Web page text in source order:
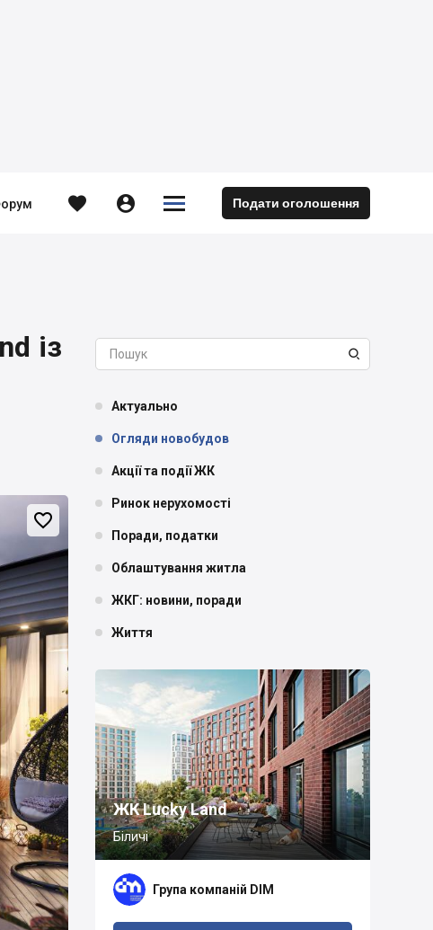
  

 Подати оголошення
із


Актуально
Огляди новобудов
Акції та події ЖК
Ринок нерухомості
Поради, податки
Облаштування житла
ЖКГ: новини, поради
Життя
ЖК Lucky Land
Біличі
Група компаній DIM